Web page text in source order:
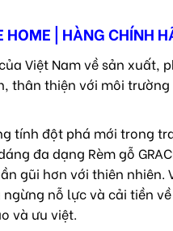
HOME | HÀNG CHÍNH
Việt Nam về sản
thân thiện với môi
tính đột phá mới trong
đa dạng Rèm gỗ
gũi hơn với thiên
ngừng nỗ lực và cải tiền
và ưu việt.